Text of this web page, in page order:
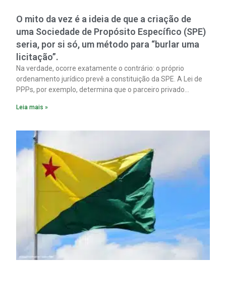
O mito da vez é a ideia de que a criação de
uma Sociedade de Propósito Específico (SPE)
seria, por si só, um método para “burlar uma
licitação”.
Na verdade, ocorre exatamente o contrário: o próprio
ordenamento jurídico prevê a constituição da SPE. A Lei de
PPPs, por exemplo, determina que o parceiro privado
empreendimento. Ou seja, a suposta “fraude à licitação” é
figura é facultativa e sujeita a uma escolha racional de
projeto a projeto.
Leia mais »